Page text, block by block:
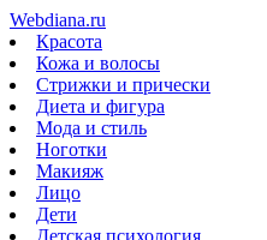
Webdiana.ru
Красота
Кожа и волосы
Стрижки и прически
Диета и фигура
Мода и стиль
Ноготки
Макияж
Лицо
Дети
Детская психология